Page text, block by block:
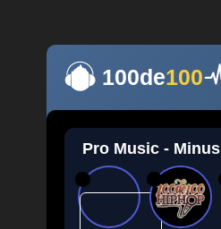
100de100
Pro Music - Minus